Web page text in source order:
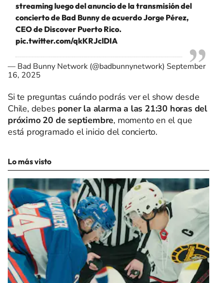
streaming luego del anuncio de la transmisión del
concierto de Bad Bunny de acuerdo Jorge Pérez,
CEO de Discover Puerto Rico.
pic.twitter.com/qkKRJclDIA
— Bad Bunny Network (@badbunnynetwork) September
16, 2025
Si te preguntas cuándo podrás ver el show desde
Chile, debes poner la alarma a las 21:30 horas del
próximo 20 de septiembre, momento en el que
está programado el inicio del concierto.
Lo más visto